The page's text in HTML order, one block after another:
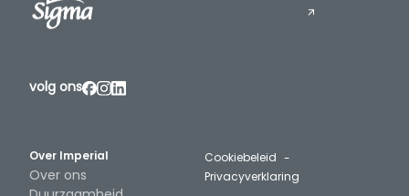
Over Imperial
Over ons
volg ons
Cookiebeleid
Privacyverklaring